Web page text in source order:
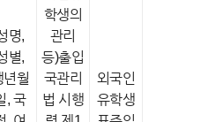
명,
별,
년월
, 국
학생의
관리
등)출입
국관리
법 시행
외국인
유학생